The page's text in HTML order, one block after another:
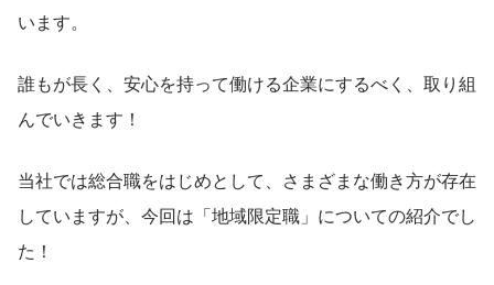
います。
誰もが長く、安心を持って働ける企業にするべく、取り組
んでいきます！
当社では総合職をはじめとして、さまざまな働き方が存在
していますが、今回は「地域限定職」についての紹介でし
た！